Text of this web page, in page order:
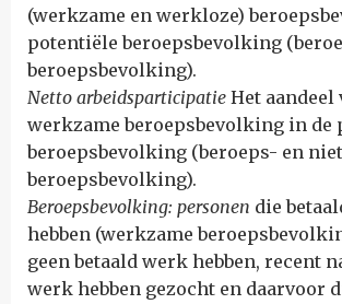
(werkzame en werkloze)
potentiële beroepsbevolking
beroepsbevolking).
Netto arbeidsparticipatie Het aandeel
werkzame beroepsbevolking in de
beroepsbevolking (beroeps- en
beroepsbevolking).
Beroepsbevolking: personen die
hebben (werkzame
geen betaald werk hebben, recent
werk hebben gezocht en daarvoor